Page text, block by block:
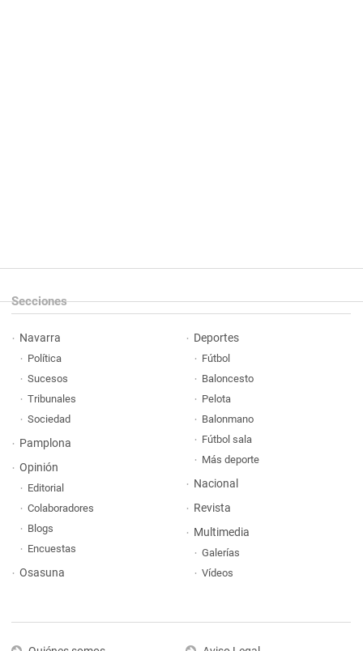
Secciones
Navarra
Política
Sucesos
Tribunales
Sociedad
Pamplona
Opinión
Editorial
Colaboradores
Blogs
Encuestas
Osasuna
Deportes
Fútbol
Baloncesto
Pelota
Balonmano
Fútbol sala
Más deporte
Nacional
Revista
Multimedia
Galerías
Vídeos